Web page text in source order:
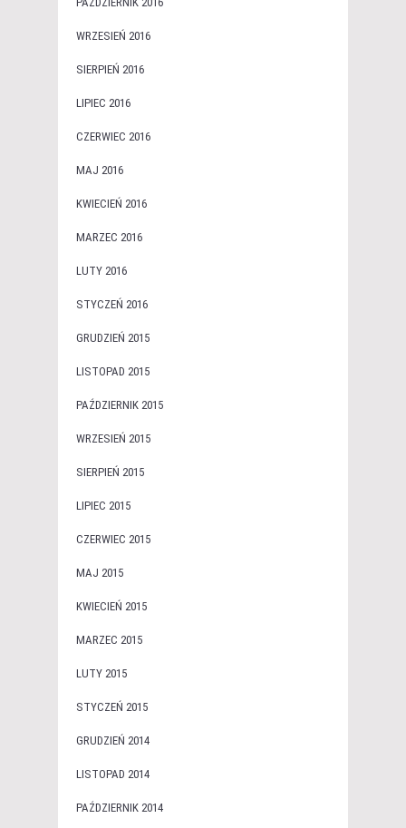
WRZESIEŃ 2016
SIERPIEŃ 2016
LIPIEC 2016
CZERWIEC 2016
MAJ 2016
KWIECIEŃ 2016
MARZEC 2016
LUTY 2016
STYCZEŃ 2016
GRUDZIEŃ 2015
LISTOPAD 2015
PAŹDZIERNIK 2015
WRZESIEŃ 2015
SIERPIEŃ 2015
LIPIEC 2015
CZERWIEC 2015
MAJ 2015
KWIECIEŃ 2015
MARZEC 2015
LUTY 2015
STYCZEŃ 2015
GRUDZIEŃ 2014
LISTOPAD 2014
PAŹDZIERNIK 2014